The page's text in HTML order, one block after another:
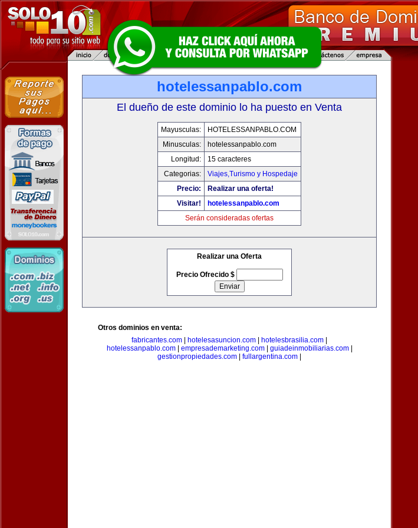
hotelessanpablo.com
El dueño de este dominio lo ha puesto en Venta
Mayusculas:
HOTELESSANPABLO.COM
Minusculas:
hotelessanpablo.com
Longitud:
15 caracteres
Categorias:
Viajes,Turismo y Hospedaje
Precio:
Realizar una oferta!
Visitar!
hotelessanpablo.com
Serán consideradas ofertas
Realizar una Oferta
Precio Ofrecido $
Otros dominios en venta:
fabricantes.com
hotelesasuncion.com hotelesbrasilia.com
hotelessanpablo.com| empresademarketing.com| guiadeinmobiliarias.com|
gestionpropiedades.com
fullargentina.com